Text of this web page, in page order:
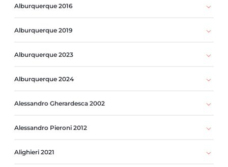
Alburquerque 2016
Alburquerque 2019
Alburquerque 2023
Alburquerque 2024
Alessandro Gherardesca 2002
Alessandro Pieroni 2012
Alighieri 2021